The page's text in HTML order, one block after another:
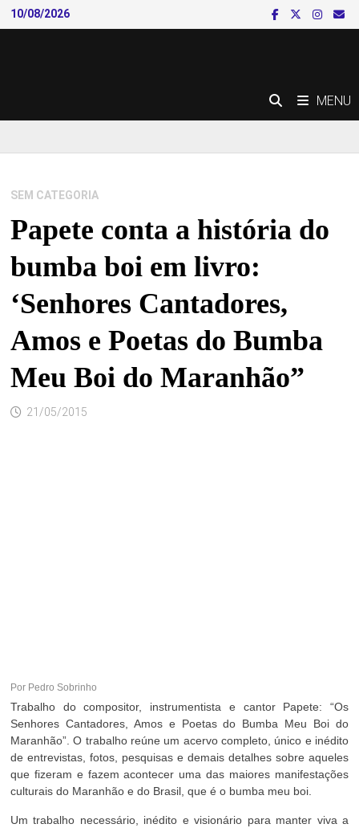
Skip
to
10/08/2026
MENU
SEM CATEGORIA
Papete conta a história do
bumba boi em livro:
‘Senhores Cantadores,
Amos e Poetas do Bumba
Meu Boi do Maranhão”
21/05/2015
Por Pedro Sobrinho
Trabalho do compositor, instrumentista e cantor Papete: “Os
Senhores Cantadores, Amos e Poetas do Bumba Meu Boi do
Maranhão”. O trabalho reúne um acervo completo, único e inédito
de entrevistas, fotos, pesquisas e demais detalhes sobre aqueles
que fizeram e fazem acontecer uma das maiores manifestações
culturais do Maranhão e do Brasil, que é o bumba meu boi.
Um trabalho necessário, inédito e visionário para manter viva a